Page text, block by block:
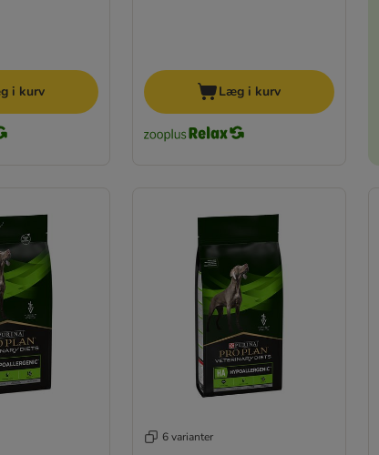
i kurv Læg i kurv
6 varianter